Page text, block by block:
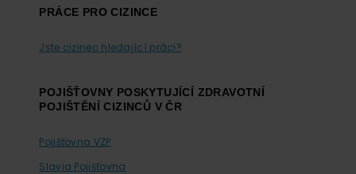
PRÁCE PRO CIZINCE
Jste cizinec hledající práci?
POJIŠŤOVNY POSKYTUJÍCÍ ZDRAVOTNÍ
POJIŠTĚNÍ CIZINCŮ V ČR
Pojišťovna VZP
Slavia Pojišťovna